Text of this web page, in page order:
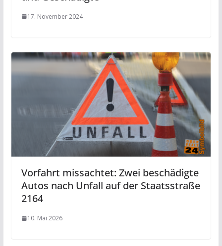
17. November 2024
Vorfahrt missachtet: Zwei beschädigte
Autos nach Unfall auf der Staatsstraße
2164
10. Mai 2026